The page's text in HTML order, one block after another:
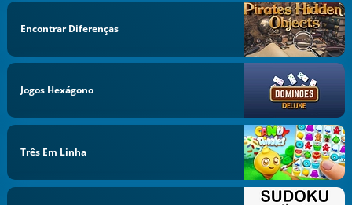
Encontrar Diferenças
Jogos Hexágono
Três Em Linha